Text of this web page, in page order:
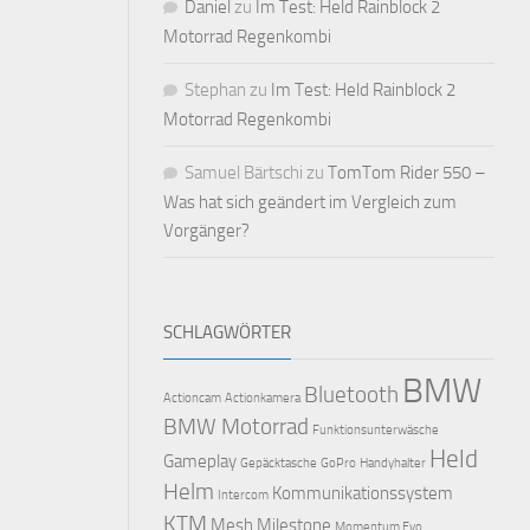
Daniel zu Im Test: Held Rainblock 2
Motorrad Regenkombi
Stephan zu Im Test: Held Rainblock 2
Motorrad Regenkombi
Samuel Bärtschi zu TomTom Rider 550 –
Was hat sich geändert im Vergleich zum
Vorgänger?
SCHLAGWÖRTER
Actioncam Actionkamera Bluetooth BMW
BMW Motorrad Funktionsunterwäsche
Gameplay Gepäcktasche GoPro Handyhalter Held
Helm Intercom Kommunikationssystem
KTM Mesh Milestone